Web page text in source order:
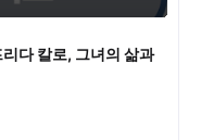
다 칼로, 그녀의 삶과